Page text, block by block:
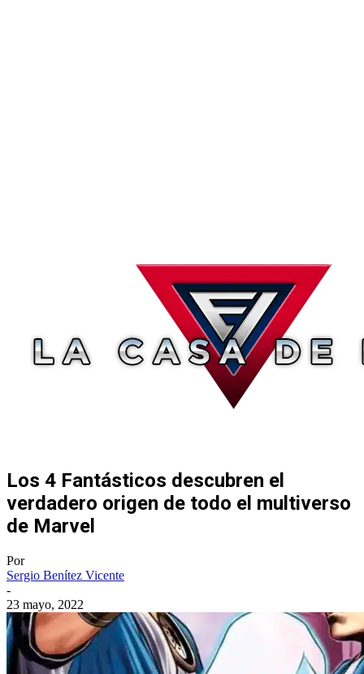
Los 4 Fantásticos descubren el
verdadero origen de todo el multiverso
de Marvel
Por
Sergio Benítez Vicente
-
23 mayo, 2022